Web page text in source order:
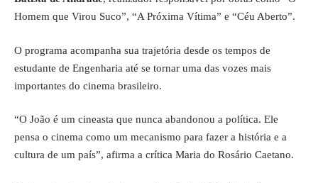
Homem que Virou Suco”, “A Próxima Vítima” e “Céu Aberto”.
O programa acompanha sua trajetória desde os tempos de
estudante de Engenharia até se tornar uma das vozes mais
importantes do cinema brasileiro.
“O João é um cineasta que nunca abandonou a política. Ele
pensa o cinema como um mecanismo para fazer a história e a
cultura de um país”, afirma a crítica Maria do Rosário Caetano.